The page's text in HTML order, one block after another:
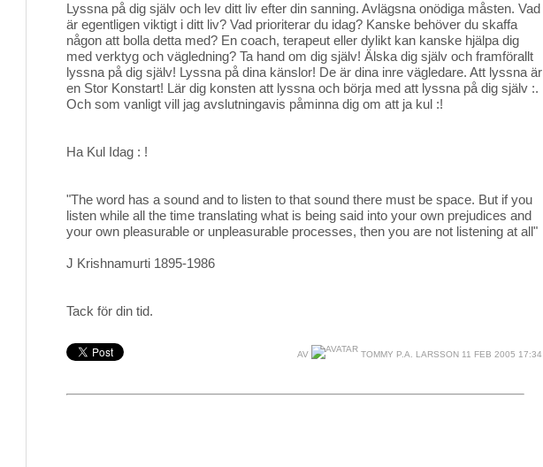
Lyssna på dig själv och lev ditt liv efter din sanning. Avlägsna onödiga måsten. Vad
är egentligen viktigt i ditt liv? Vad prioriterar du idag? Kanske behöver du skaffa
någon att bolla detta med? En coach, terapeut eller dylikt kan kanske hjälpa dig
med verktyg och vägledning? Ta hand om dig själv! Älska dig själv och framförallt
lyssna på dig själv! Lyssna på dina känslor! De är dina inre vägledare. Att lyssna är
en Stor Konstart! Lär dig konsten att lyssna och börja med att lyssna på dig själv :.
Och som vanligt vill jag avslutningavis påminna dig om att ja kul :!
Ha Kul Idag : !
"The word has a sound and to listen to that sound there must be space. But if you
listen while all the time translating what is being said into your own prejudices and
your own pleasurable or unpleasurable processes, then you are not listening at all"
J Krishnamurti 1895-1986
Tack för din tid.
AV TOMMY P.A. LARSSON 11 FEB 2005 17:34